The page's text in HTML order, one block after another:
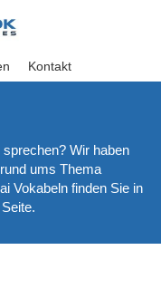
Kontakt
Wir haben
ums Thema
Vokabeln finden Sie in